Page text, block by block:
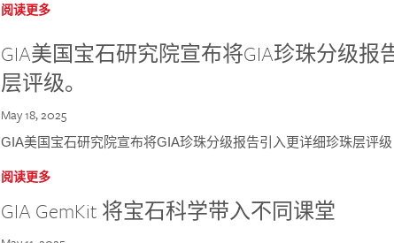
阅读更多
GIA美国宝石研究院宣布将GIA珍珠分级报
层评级。
May 18, 2025
GIA美国宝石研究院宣布将GIA珍珠分级报告引入更详细珍珠层评级
阅读更多
GIA GemKit 将宝石科学带入不同课堂